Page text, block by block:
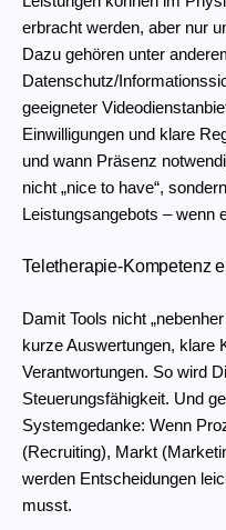
erbracht werden, aber nur
Dazu gehören unter
Datenschutz/
geeigneter
Einwilligungen und klare
und wann Präsenz
nicht „nice to have“,
Leistungsangebots – wenn
Teletherapie-Kompetenz
Damit Tools nicht
kurze Auswertungen, klare
Verantwortungen. So wird
Steuerungsfähigkeit. Und
Systemgedanke: Wenn
(Recruiting), Markt
werden Entscheidungen
musst.